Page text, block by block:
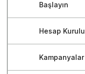
Başlayın
Blockchain-
Blockchain
Hesap
Reklamveren
Kampanyalar